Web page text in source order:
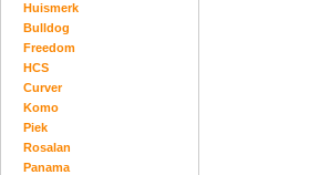
Huismerk
Bulldog
Freedom
HCS
Curver
Komo
Piek
Rosalan
Panama